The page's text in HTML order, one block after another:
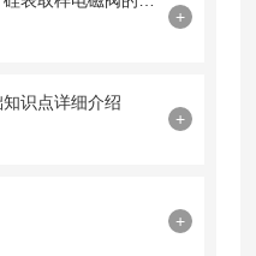
+
识点详细介绍
+
+